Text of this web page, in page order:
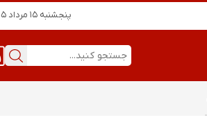
پنجشنبه ۱۵ مرداد ۱۴۰۵